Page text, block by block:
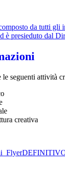
da tutti gli
è presieduto dal
seguenti attività
creativa